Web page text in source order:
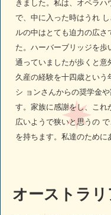
きました。私は、オペラ
で、中に入った時はうれ
ルの中はとても迫力の広さ
た。ハーバーブリッジを
通っていましたが歩くと意
久産の経験を十四歳とい
シ ョンさんからの奨学金
す。家族に感謝をし、これ
広いようで狭いと思うの
を持ちます。私達のために
オーストラ